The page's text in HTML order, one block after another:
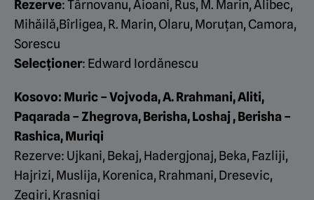
Rezerve: Târnovanu, Aioani, Rus, M. Marin, Alibec,
Mihăilă,Bîrligea, R. Marin, Olaru, Moruțan, Camora,
Sorescu
Selecționer: Edward Iordănescu
Kosovo: Muric – Vojvoda, A. Rrahmani, Aliti,
Paqarada – Zhegrova, Berisha, Loshaj , Berisha –
Rashica, Muriqi
Rezerve: Ujkani, Bekaj, Hadergjonaj, Beka, Fazliji,
Hajrizi, Muslija, Korenica, Rrahmani, Dresevic,
Zeqiri, Krasniqi